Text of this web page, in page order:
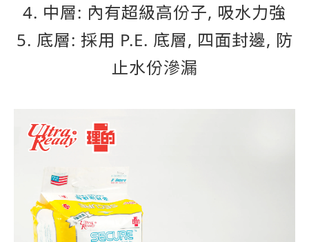
4. 中層: 內有超級高份子, 吸水力強
5. 底層: 採用 P.E. 底層, 四面封邊, 防
止水份滲漏